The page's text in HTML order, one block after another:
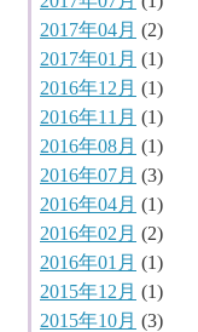
2017年04月 (2)
2017年01月 (1)
2016年12月 (1)
2016年11月 (1)
2016年08月 (1)
2016年07月 (3)
2016年04月 (1)
2016年02月 (2)
2016年01月 (1)
2015年12月 (1)
2015年10月 (3)